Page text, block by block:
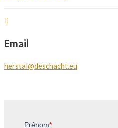
Email
herstal@deschacht.eu